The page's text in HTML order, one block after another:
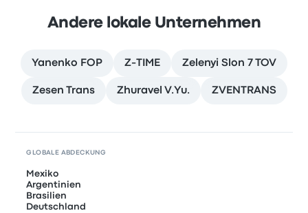
Andere lokale Unternehmen
Yanenko FOP Z-TIME Zelenyi Slon 7 TOV
Zesen Trans Zhuravel V.Yu. ZVENTRANS
GLOBALE ABDECKUNG
Mexiko
Argentinien
Brasilien
Deutschland